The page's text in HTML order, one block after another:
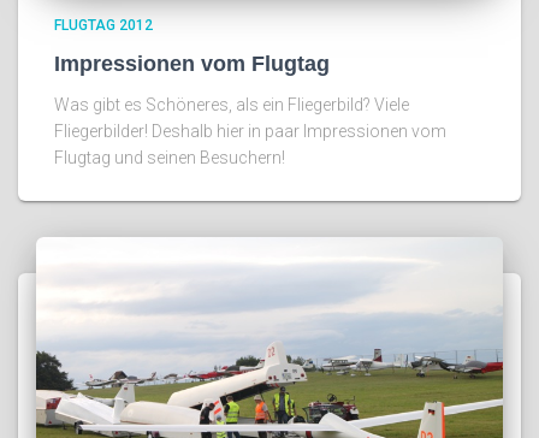
FLUGTAG 2012
Impressionen vom Flugtag
Was gibt es Schöneres, als ein Fliegerbild? Viele
Fliegerbilder! Deshalb hier in paar Impressionen vom
Flugtag und seinen Besuchern!